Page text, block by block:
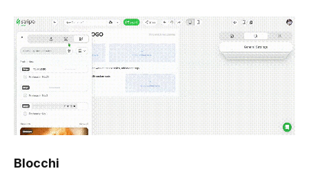
Blocchi